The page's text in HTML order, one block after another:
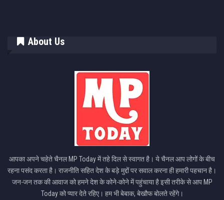
About Us
आपका अपने चहेते चैनल MP Today में तहे दिल से स्वागत है। ये चैनल आप लोगों के बीच
रहना पसंद करता है। राजनीति सहित देश के बड़े मुद्दों पर सवाल करना ही हमारी पहचान है।
जन-जन तक की आवाज को हमने देश के कोने-कोने में पहुंचाया है इसी तरीके से आप MP
Today को प्यार देते रहिए। हम भी बेबाक, बेखौफ बोलते रहेंगे।